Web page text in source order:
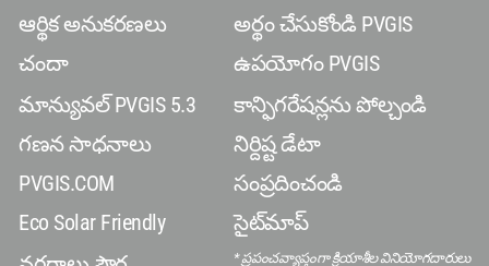
ఆర్థిక అనుకరణలు
చందా
మాన్యువల్ PVGIS 5.3
గణన సాధనాలు
PVGIS.COM
Eco Solar Friendly
అర్థం చేసుకోండి PVGIS
ఉపయోగం PVGIS
కాన్ఫిగరేషన్లను పోల్చండి
నిర్దిష్ట డేటా
సంప్రదించండి
సైట్‌మాప్
* ప్రపంచవ్యాప్తంగా క్రియాశీల వినియోగదారులు